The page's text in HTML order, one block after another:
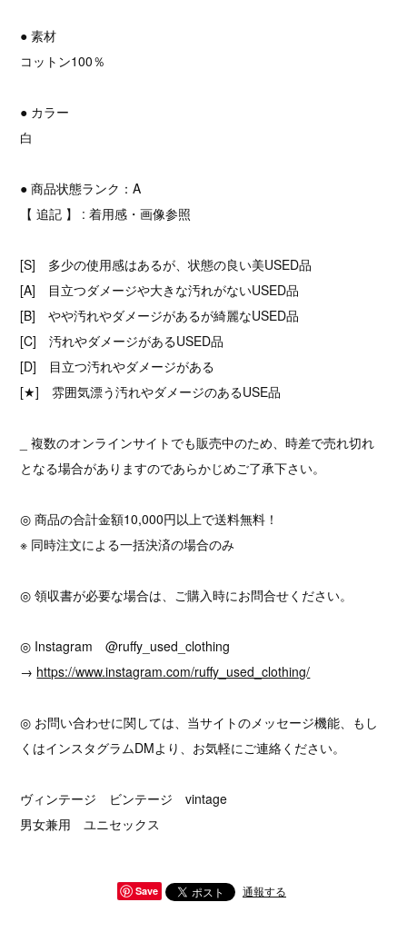
● 素材
コットン100％
● カラー
白
● 商品状態ランク：A
【 追記 】 : 着用感・画像参照
[S] 多少の使用感はあるが、状態の良い美USED品
[A] 目立つダメージや大きな汚れがないUSED品
[B] やや汚れやダメージがあるが綺麗なUSED品
[C] 汚れやダメージがあるUSED品
[D] 目立つ汚れやダメージがある
[★] 雰囲気漂う汚れやダメージのあるUSE品
_ 複数のオンラインサイトでも販売中のため、時差で売れ切れ
となる場合がありますのであらかじめご了承下さい。
◎ 商品の合計金額10,000円以上で送料無料！
※ 同時注文による一括決済の場合のみ
◎ 領収書が必要な場合は、ご購入時にお問合せください。
◎ Instagram @ruffy_used_clothing
→ https://www.instagram.com/ruffy_used_clothing/
◎ お問い合わせに関しては、当サイトのメッセージ機能、もし
くはインスタグラムDMより、お気軽にご連絡ください。
ヴィンテージ ビンテージ vintage
男女兼用 ユニセックス
Save 通報する